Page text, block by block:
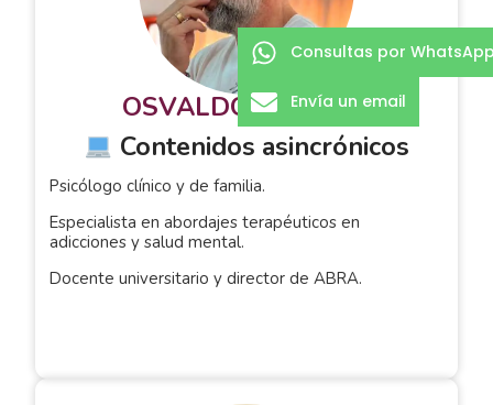
OSVALDO CHIARLO
Contenidos asincrónicos
Psicólogo clínico y de familia.
Especialista en abordajes terapéuticos en
adicciones y salud mental.
Docente universitario y director de ABRA.
Consultas por
Envía un email